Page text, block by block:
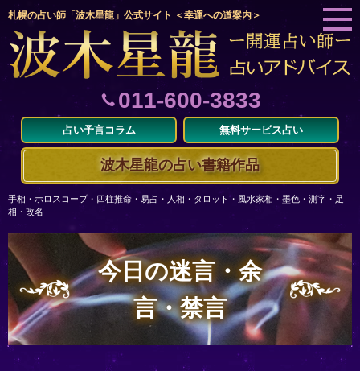
札幌の占い師「波木星龍」公式サイト ＜幸運への道案内＞
011-600-3833
占い予言コラム 無料サービス占い
波木星龍の占い書籍作品
手相・ホロスコープ・四柱推命・易占・人相・タロット・風水家相・墨色・測字・足
相・改名
今日の迷言・余
言・禁言